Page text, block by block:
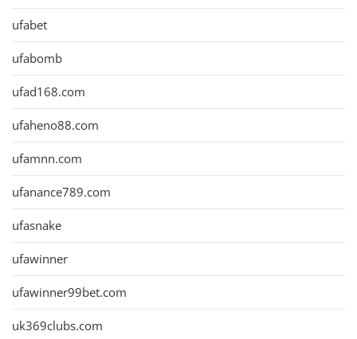
ufabet
ufabomb
ufad168.com
ufaheno88.com
ufamnn.com
ufanance789.com
ufasnake
ufawinner
ufawinner99bet.com
uk369clubs.com